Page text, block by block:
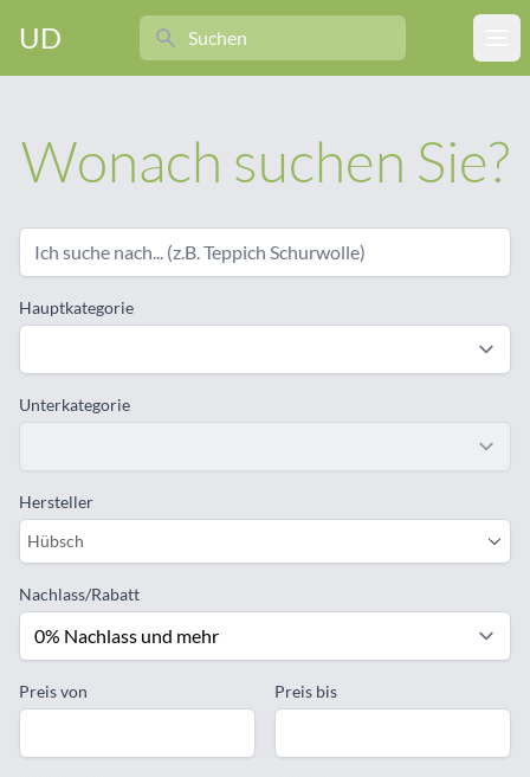
UD
Search
Wonach suchen Sie?
Hauptkategorie
Unterkategorie
Hersteller
Hübsch
Nachlass/Rabatt
Preis von Preis bis